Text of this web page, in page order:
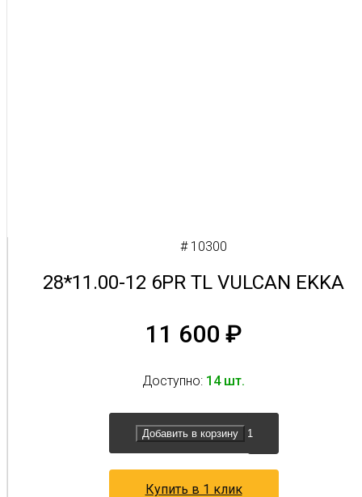
# 10300
28*11.00-12 6PR TL VULCAN EKKA
11 600 ₽
Доступно: 14 шт.
Добавить в корзину
Купить в 1 клик